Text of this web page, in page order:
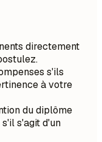
directement
s'ils
à votre
du diplôme
s'agit d'un